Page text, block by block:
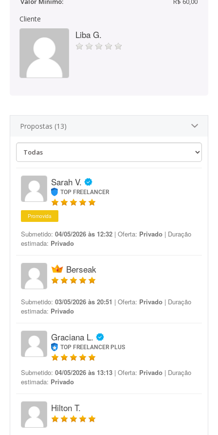
Cliente
Liba G.
Propostas (13)
Sarah V.
TOP FREELANCER
Promovida
Submetido: 04/05/2026 às 12:32 | Oferta: Privado | Duração
estimada: Privado
Berseak
Submetido: 03/05/2026 às 20:51 | Oferta: Privado | Duração
estimada: Privado
Graciana L.
TOP FREELANCER PLUS
Submetido: 04/05/2026 às 13:13 | Oferta: Privado | Duração
estimada: Privado
Hilton T.